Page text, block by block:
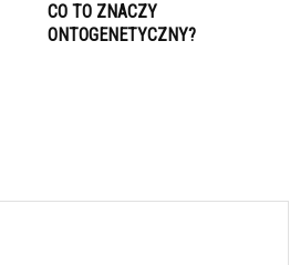
CO TO ZNACZY
ONTOGENETYCZNY?